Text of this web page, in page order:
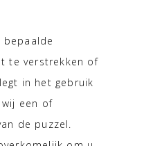
bepaalde
te verstrekken of
in het gebruik
een of
de puzzel.